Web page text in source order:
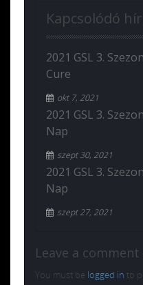
Kapcsolódó
2021 GSL 3.
Cure
okt 7, 2021
2021 GSL 3.
Nap
szept 30, 2021
2021 GSL 3.
Nap
szept 27, 2021
Leave a comment
You must be logged in to